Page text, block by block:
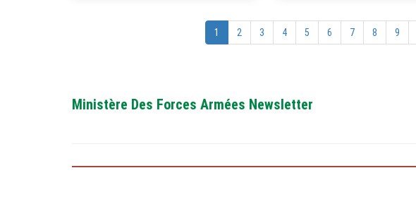
1 2 3 4 5 6 7 8 9
Ministère Des Forces Armées Newsletter